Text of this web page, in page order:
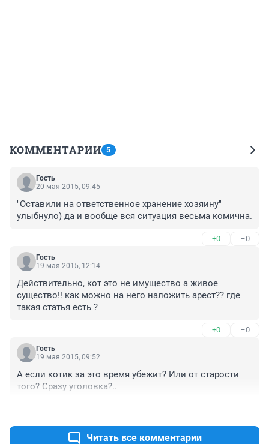
КОММЕНТАРИИ 5
Гость
20 мая 2015, 09:45
"Оставили на ответственное хранение хозяину"
улыбнуло) да и вообще вся ситуация весьма комична.
+0 –0
Гость
19 мая 2015, 12:14
Действительно, кот это не имущество а живое
существо!! как можно на него наложить арест?? где
такая статья есть ?
+0 –0
Гость
19 мая 2015, 09:52
А если котик за это время убежит? Или от старости
того? Сразу уголовка?..
Читать все комментарии